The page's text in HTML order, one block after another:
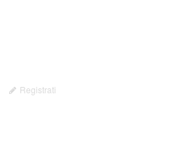
Registrati